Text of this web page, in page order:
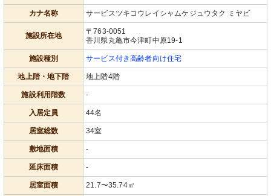
カナ名称 サービスツキコウレイシャムケジュウタク ミヤビ
施設所在地
〒763-0051
香川県丸亀市今津町中原19-1
施設種別 サービス付き高齢者向け住宅
地上階・地下階 地上階4階
施設利用階数 -
入居定員 44名
居室総数 34室
敷地面積 -
延床面積 -
居室面積 21.7〜35.74㎡